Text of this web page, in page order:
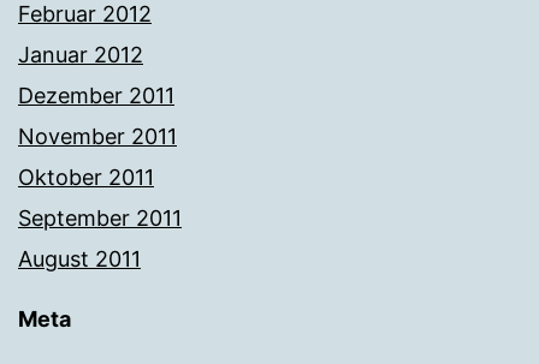
Februar 2012
Januar 2012
Dezember 2011
November 2011
Oktober 2011
September 2011
August 2011
Meta